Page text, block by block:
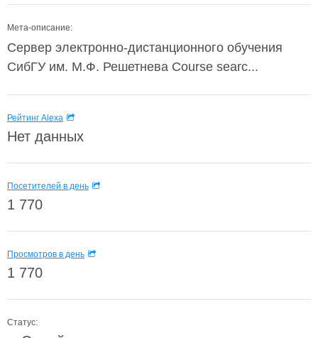
Мета-описание:
Сервер электронно-дистанционного обучения
СибГУ им. М.Ф. Решетнева Course searc...
Рейтинг Alexa
Нет данных
Посетителей в день
1 770
Просмотров в день
1 770
Статус: